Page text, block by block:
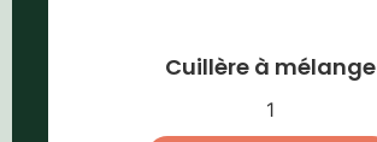
Cuillère à mélange
1